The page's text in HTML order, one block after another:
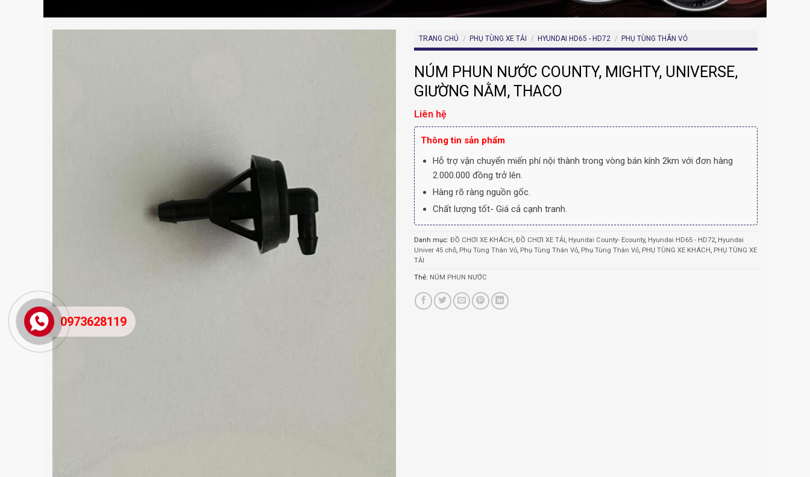
TRANG CHỦ / PHỤ TÙNG XE TẢI / HYUNDAI HD65 - HD72 / PHỤ TÙNG THÂN VỎ
NÚM PHUN NƯỚC COUNTY, MIGHTY, UNIVERSE,
GIƯỜNG NẰM, THACO
Liên hệ
Thông tin sản phẩm
Hỗ trợ vận chuyển miến phí nội thành trong vòng bán kính 2km với đơn hàng
2.000.000 đồng trở lên.
Hàng rõ ràng nguồn gốc.
Chất lượng tốt- Giá cả cạnh tranh.
Danh mục: ĐỒ CHƠI XE KHÁCH, ĐỒ CHƠI XE TẢI, Hyundai County- Ecounty, Hyundai HD65 - HD72, Hyundai
Univer 45 chỗ, Phụ Tùng Thân Vỏ, Phụ Tùng Thân Vỏ, Phụ Tùng Thân Vỏ, PHỤ TÙNG XE KHÁCH, PHỤ TÙNG XE
TẢI
Thẻ: NÚM PHUN NƯỚC
0973628119